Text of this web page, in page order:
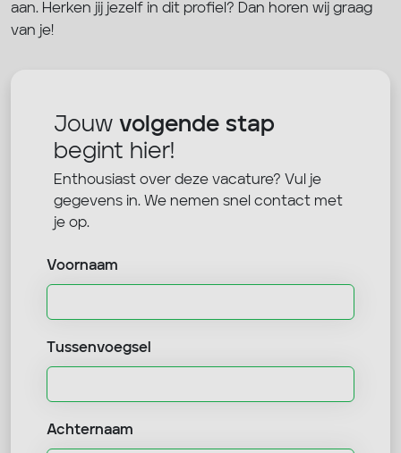
aan. Herken jij jezelf in dit profiel? Dan horen wij graag
van je!
Jouw volgende stap
begint hier!
Enthousiast over deze vacature? Vul je
gegevens in. We nemen snel contact met
je op.
Voornaam
Tussenvoegsel
Achternaam